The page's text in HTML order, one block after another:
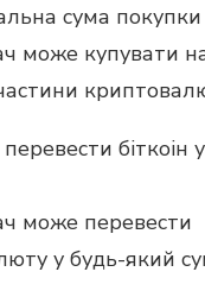
сума покупки
може купувати
біткоін
може перевести
у будь-який